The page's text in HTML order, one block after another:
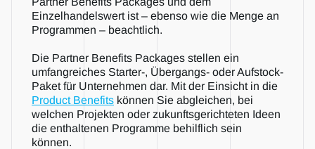
Einzelhandelswert ist – ebenso wie die Menge an
Programmen – beachtlich.
Die Partner Benefits Packages stellen ein
umfangreiches Starter-, Übergangs- oder Aufstock-
Product Benefits können Sie abgleichen, bei
welchen Projekten oder zukunftsgerichteten Ideen
die enthaltenen Programme behilflich sein
können.